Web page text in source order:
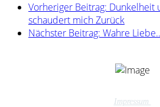
Vorheriger Beitrag: Dunkelheit
schaudert michZurück
Nächster Beitrag: Wahre
Impressum